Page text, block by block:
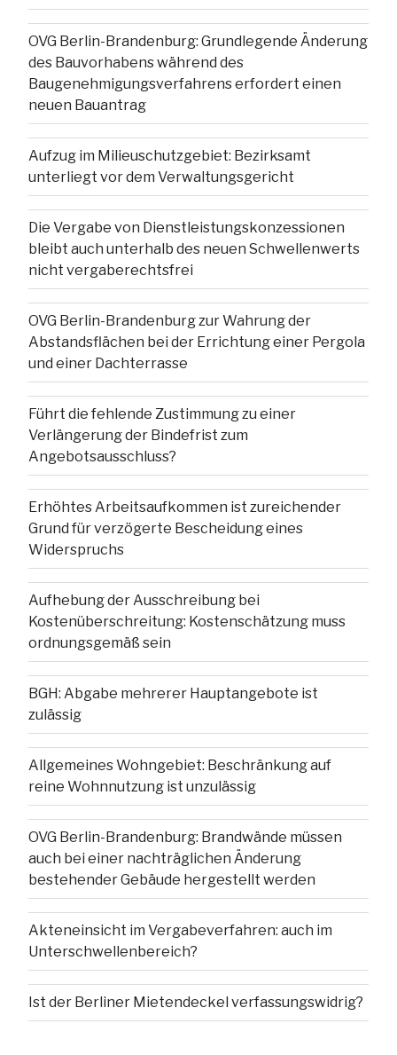
OVG Berlin-Brandenburg: Grundlegende Änderung
des Bauvorhabens während des
Baugenehmigungsverfahrens erfordert einen
neuen Bauantrag
Aufzug im Milieuschutzgebiet: Bezirksamt
unterliegt vor dem Verwaltungsgericht
Die Vergabe von Dienstleistungskonzessionen
bleibt auch unterhalb des neuen Schwellenwerts
nicht vergaberechtsfrei
OVG Berlin-Brandenburg zur Wahrung der
Abstandsflächen bei der Errichtung einer Pergola
und einer Dachterrasse
Führt die fehlende Zustimmung zu einer
Verlängerung der Bindefrist zum
Angebotsausschluss?
Erhöhtes Arbeitsaufkommen ist zureichender
Grund für verzögerte Bescheidung eines
Widerspruchs
Aufhebung der Ausschreibung bei
Kostenüberschreitung: Kostenschätzung muss
ordnungsgemäß sein
BGH: Abgabe mehrerer Hauptangebote ist
zulässig
Allgemeines Wohngebiet: Beschränkung auf
reine Wohnnutzung ist unzulässig
OVG Berlin-Brandenburg: Brandwände müssen
auch bei einer nachträglichen Änderung
bestehender Gebäude hergestellt werden
Akteneinsicht im Vergabeverfahren: auch im
Unterschwellenbereich?
Ist der Berliner Mietendeckel verfassungswidrig?